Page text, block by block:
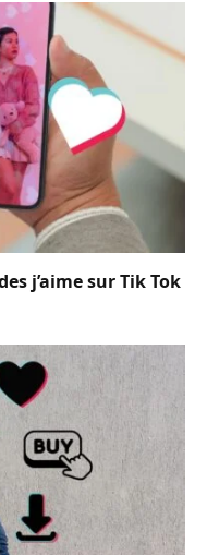
j’aime sur Tik Tok